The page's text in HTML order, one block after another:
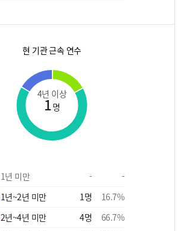
현 기관 근속 연수
4년 이상
1명
1년 미만 -
-
1년~2년 미만
1명 16.7%
2년~4년 미만
4명 66.7%